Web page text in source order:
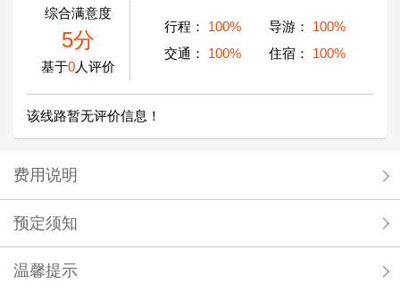
综合满意度
5分
基于0人评价
行程： 100% 导游：
100%
交通：
100% 住宿： 100%
该线路暂无评价信息！
费用说明
预定须知
温馨提示